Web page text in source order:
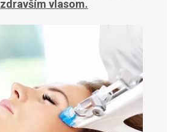
zdravším vlasom.